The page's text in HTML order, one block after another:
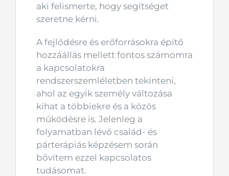
aki felismerte, hogy segítséget
szeretne kérni.
A fejlődésre és erőforrásokra építő
hozzáállás mellett fontos számomra
a kapcsolatokra
rendszerszemléletben tekinteni,
ahol az egyik személy változása
kihat a többiekre és a közös
működésre is. Jelenleg a
folyamatban lévő család- és
párterápiás képzésem során
bővítem ezzel kapcsolatos
tudásomat.